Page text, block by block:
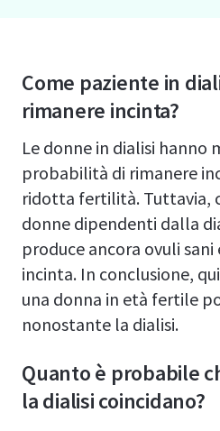
Come paziente in
rimanere incinta?
Le donne in dialisi hanno
probabilità di rimanere
ridotta fertilità. Tuttavia,
donne dipendenti dalla
produce ancora ovuli
incinta. In conclusione,
una donna in età fertile
nonostante la dialisi.
Quanto è probabile
la dialisi coincidano?